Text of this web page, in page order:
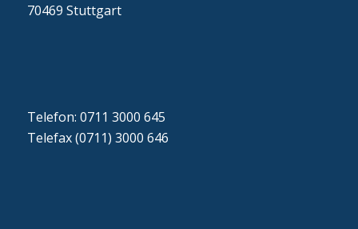
70469 Stuttgart
Telefon: 0711 3000 645
Telefax (0711) 3000 646